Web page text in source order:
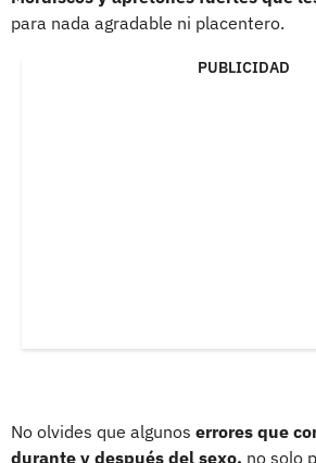
para nada agradable ni placentero.
PUBLICIDAD
No olvides que algunos errores que
durante y después del sexo, no solo